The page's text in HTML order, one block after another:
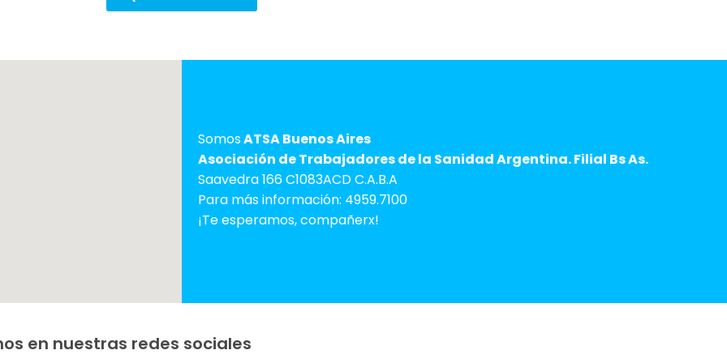
SomosATSA Buenos Aires
Asociación de Trabajadores de la Sanidad Argentina. Filial Bs As.
Saavedra 166 C1083ACD C.A.B.A
Para más información: 4959.7100
¡Te esperamos, compañerx!
en nuestras redes sociales